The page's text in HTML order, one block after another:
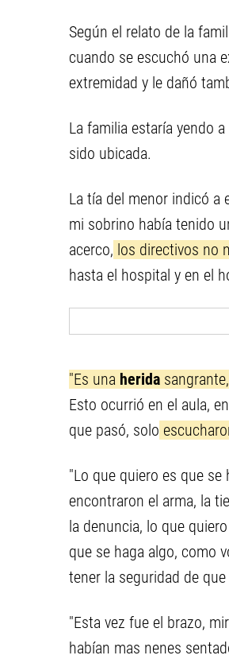
Según el relato de la
cuando se escuchó una
extremidad y le dañó
La familia estaría yendo
sido ubicada.
La tía del menor indicó a
mi sobrino había tenido
acerco, los directivos no
hasta el hospital y en el
"Es una herida
Esto ocurrió en el aula,
que pasó, solo
"Lo que quiero es que
encontraron el arma, la
la denuncia, lo que
que se haga algo, como
tener la seguridad de
"Esta vez fue el brazo,
habían mas nenes